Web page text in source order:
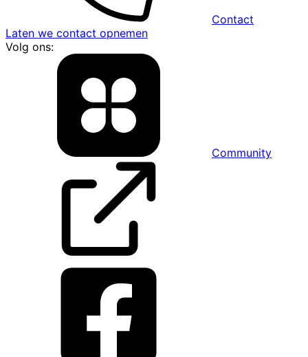
Contact
Laten we contact opnemen
Volg ons:
Community